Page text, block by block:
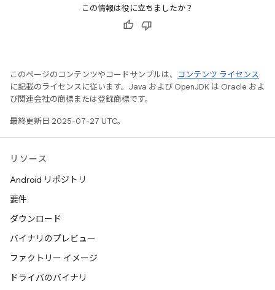
この情報は役に立ちましたか？
このページのコンテンツやコードサンプルは、
コンテンツ ライセンス
に記載のライセンスに従います。Java および OpenJDK は Oracle およ
び関連会社の商標または登録商標です。
最終更新日 2025-07-27 UTC。
リソース
Android リポジトリ
要件
ダウンロード
バイナリのプレビュー
ファクトリー イメージ
ドライバのバイナリ